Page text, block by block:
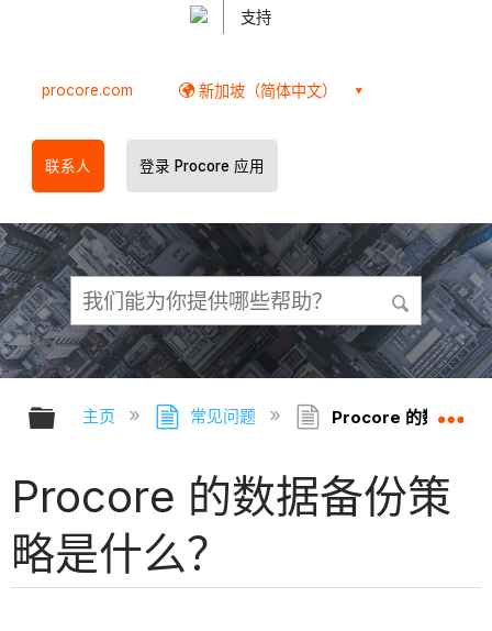
支持
procore.com 新加坡（简体中文）
联系人 登录 Procore 应用
扩展/隐缩全局层次
主页 常见问题 Procore 的数据备份
Procore 的数据备份策
略是什么？